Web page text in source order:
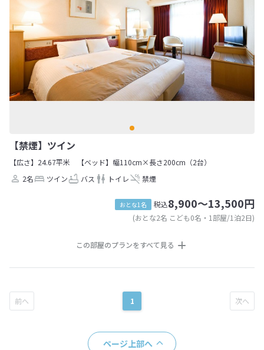
【禁煙】ツイン
【広さ】24.67平米
【ベッド】幅110cm×長さ200cm（2台）
2名
ツイン バス トイレ 禁煙
おとな1名 税込8,900～13,500円
(おとな2名 こども0名・1部屋/1泊2日)
この部屋のプランをすべて見る
1
ページ上部へ